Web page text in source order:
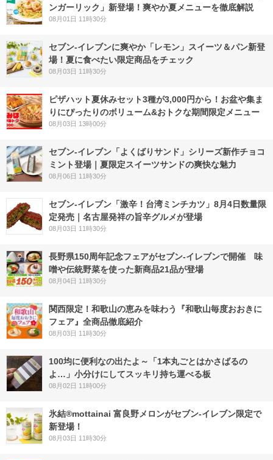
ンガーリック」新登場！爽やか夏メニューを徹底解説
08月01日 11時30分
セブン‐イレブンに爽やか「レモン」スイーツ＆パン新登
場！夏に食べたい限定商品をチェック
08月03日 11時30分
ピザハット夏休みセット3種が3,000円から！お盆や集ま
りにぴったりのボリューム&おトクな期間限定メニュー
08月03日 13時00分
セブン‐イレブン「よくばりサンド」シリーズ新作チョコ
ミント登場｜夏限定スイーツサンドの爽快な魅力
08月06日 11時30分
セブン-イレブン「激辛！台湾ミンチカツ」8月4日数量限
定発売｜名古屋発祥の旨辛グルメが登場
08月03日 11時30分
長野県150周年記念フェアがセブン-イレブンで開催 味
噌や伝統野菜を使った新商品21品が登場
08月04日 11時30分
関西限定！和歌山の恵みを味わう『和歌山毎度おおきに
フェア』全商品徹底紹介
08月03日 11時30分
100均に便利なの出たよ～「1本丸ごとはかさばるの
よ…」小分けにしてスッキリ持ち運べる板
08月02日 11時00分
氷結®mottainai 富良野メロンがセブン‐イレブン限定で
新登場！
08月03日 11時30分